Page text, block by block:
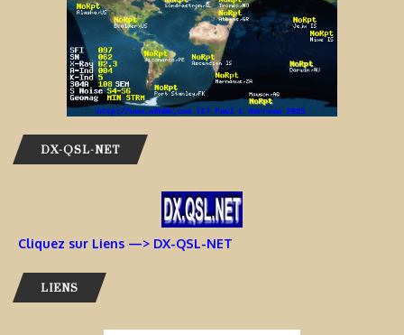
DX-QSL-NET
Cliquez sur Liens —> DX-QSL-NET
LIENS